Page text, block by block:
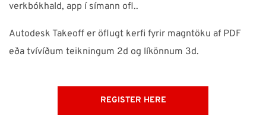
verkbókhald, app í símann ofl..
Autodesk Takeoff er öflugt kerfi fyrir magntöku af PDF
eða tvívíðum teikningum 2d og líkönnum 3d.
REGISTER HERE